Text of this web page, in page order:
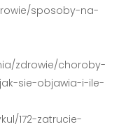
sposoby-na-
zdrowie/choroby-
sie-objawia-i-ile-
172-zatrucie-